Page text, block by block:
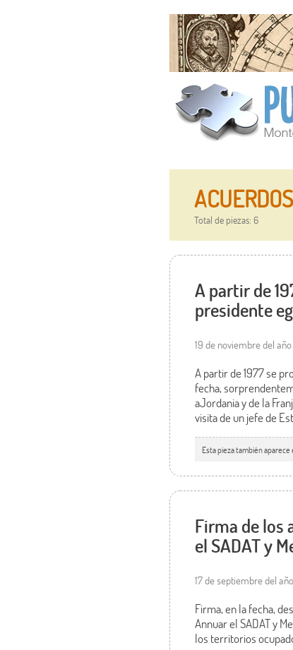
Total de piezas: 6
A partir de
presidente
19 de noviembre del
A partir de 1977 se
fecha,
aJordania y de la
visita de un jefe de
Esta pieza también aparece
Firma de los
el SADAT y
17 de septiembre del
Firma, en la fecha,
Annuar el SADAT y
los territorios